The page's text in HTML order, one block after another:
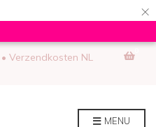
×
• Verzendkosten NL
MENU